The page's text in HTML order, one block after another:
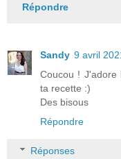
Répondre
Sandy 9 avril
Coucou !
ta recette :)
Des bisous
Répondre
Réponses